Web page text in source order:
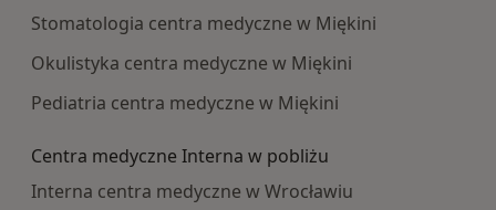
Stomatologia centra medyczne w Miękini
Okulistyka centra medyczne w Miękini
Pediatria centra medyczne w Miękini
Centra medyczne Interna w pobliżu
Interna centra medyczne w Wrocławiu